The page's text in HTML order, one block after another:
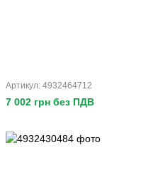
Артикул: 4932464712
7 002 грн без ПДВ